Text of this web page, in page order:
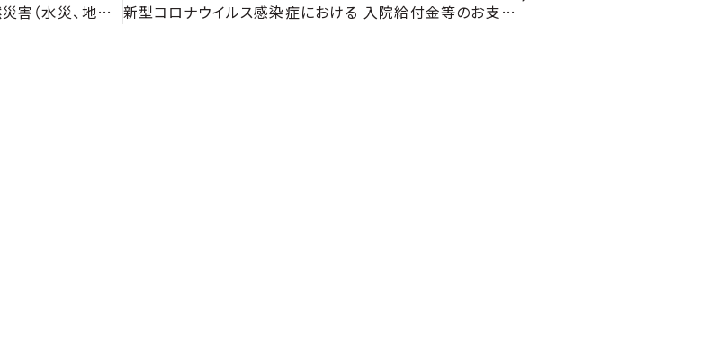
水災・地震保険等トライアル補助金～自然災害（水災、地震）に備えて新たに住宅・家財保険等へ加入される方を支援します。 新型コロナウイルス感染症における 入院給付金等のお支払いに関する特別措置の見直しについて